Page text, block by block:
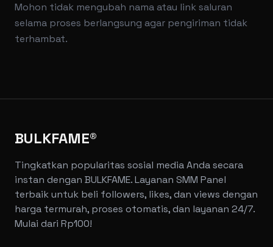
Mohon tidak mengubah nama atau link saluran
selama proses berlangsung agar pengiriman tidak
terhambat.
BULKFAME®
Tingkatkan popularitas sosial media Anda secara
instan dengan BULKFAME. Layanan SMM Panel
terbaik untuk beli followers, likes, dan views dengan
harga termurah, proses otomatis, dan layanan 24/7.
Mulai dari Rp100!